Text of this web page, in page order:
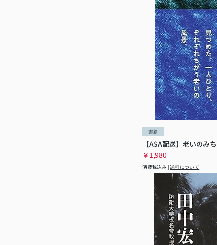
書籍
【ASA配送】老いのみ
価格
￥1,980
消費税込み |送料について